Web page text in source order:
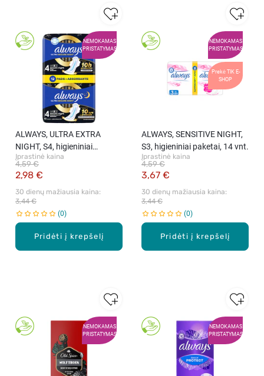
NEMOKAMAS
PRISTATYMAS
Pridėti į krepšelį
ALWAYS, ULTRA EXTRA
NIGHT, S4, higieniniai
paketai, 12 vnt.
Įprastinė kaina
2,98 €
4,59 €
30 dienų mažiausia kaina:
3,44 €
0
NEMOKAMAS
PRISTATYMAS
Prekė TIK E-
SHOP
Pridėti į krepšelį
ALWAYS, SENSITIVE NIGHT,
S3, higieniniai paketai, 14 vnt.
Įprastinė kaina
3,67 €
4,59 €
30 dienų mažiausia kaina:
3,44 €
0
NEMOKAMAS
PRISTATYMAS
NEMOKAMAS
PRISTATYMAS